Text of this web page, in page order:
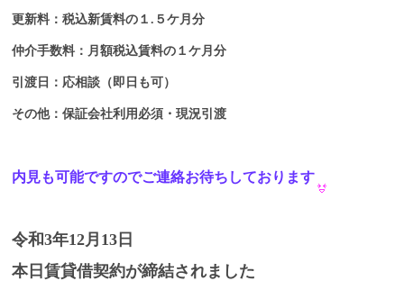
更新料：税込新賃料の１.５ケ月分
仲介手数料：月額税込賃料の１ケ月分
引渡日：応相談（即日も可）
その他：保証会社利用必須・現況引渡
内見も可能ですのでご連絡お待ちしております
令和3年12月13日
本日賃貸借契約が締結されました